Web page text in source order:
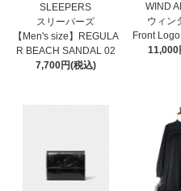
SLEEPERS
スリーパーズ
【Men's size】REGULA
R BEACH SANDAL 02
7,700円(税込)
WIND
ウィン
Front
11,000